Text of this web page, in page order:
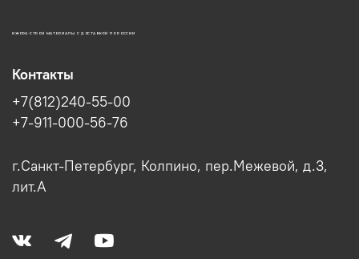
ИЖОРА-СТРОЙ МАТЕРИАЛЫ С ДОСТАВКОЙ ПО РОССИИ
Контакты
+7(812)240-55-00
+7-911-000-56-76
г.Санкт-Петербург, Колпино, пер.Межевой, д.3,
лит.А